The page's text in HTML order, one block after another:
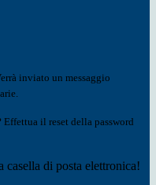
inviato un messaggio
il reset della password
di posta elettronica!